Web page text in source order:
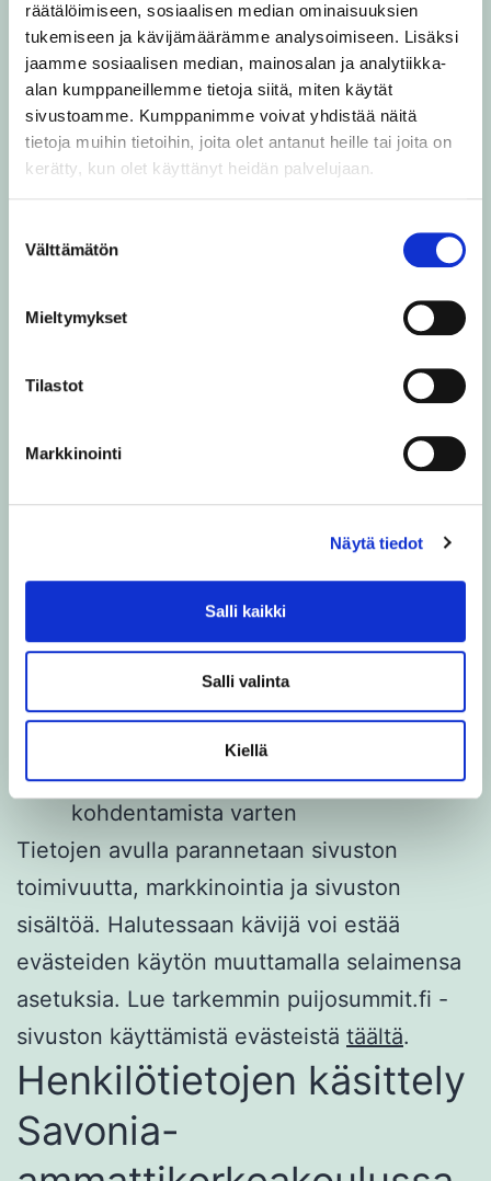
räätälöimiseen, sosiaalisen median ominaisuuksien
tukemiseen ja kävijämäärämme analysoimiseen. Lisäksi
jaamme sosiaalisen median, mainosalan ja analytiikka-
alan kumppaneillemme tietoja siitä, miten käytät
sivustoamme. Kumppanimme voivat yhdistää näitä
tietoja muihin tietoihin, joita olet antanut heille tai joita on
kerätty, kun olet käyttänyt heidän palvelujaan.
valinta
Välttämätön
Mieltymykset
Tilastot
Markkinointi
Näytä tiedot
Salli kaikki
Salli valinta
Kiellä
Tietosuojavastaava toimii
valvontaviranomaisen yhteyspisteenä ja
henkilökunnan sekä rekisteröityjen tukena
henkilötietojen käsittelyyn liittyvissä
kysymyksissä.
Käytämme Savonian sivustolla evästeitä.
miltä sivulta olet siirtynyt Savonian
selannut ja milloin, mitä selainta käytät,
tietokoneesi IP -osoite.
Evästeitä käytämme:
Google Analytics
kävijäseurantaohjelmassa
uudelleenmarkkinoinnissa
Banneri- ja diplaymainosten
kohdentamista varten
Tietojen avulla parannetaan sivuston
toimivuutta, markkinointia ja sivuston
sisältöä. Halutessaan kävijä voi estää
evästeiden käytön muuttamalla selaimensa
asetuksia. Lue tarkemmin puijosummit.fi -
sivuston käyttämistä evästeistä täältä.
Henkilötietojen käsittely
Savonia-